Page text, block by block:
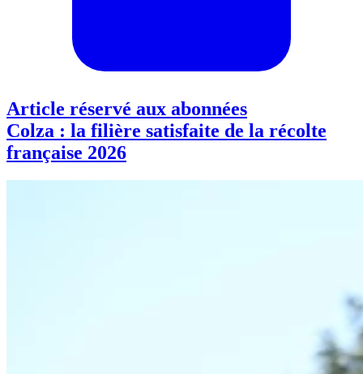
Article réservé aux abonnées
Colza : la filière satisfaite de la récolte
française 2026